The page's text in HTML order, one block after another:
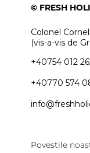
© FRESH
Colonel
(vis-a-vis de
+40754 012
+40770 574
Povestile